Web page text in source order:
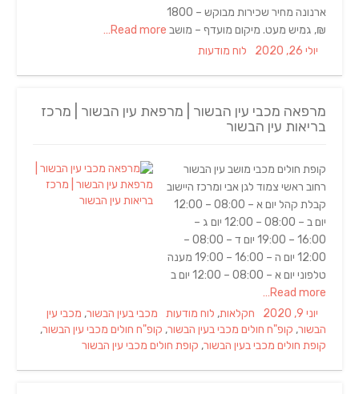
ארנונה מחיר שכירות מבוקש – 1800
₪, גמיש מעט. מיקום מועדף – מושב
Posted
יולי 26, 2020 Categories
לוח מודעות
מרפאה מכבי עין הבשור | מרפאת עין הבשור | מרכז
בריאות עין הבשור
קופת חולים מכבי מושב עין הבשור
רחוב ראשי צמוד לגן אבי ומרכז היישוב
קבלת קהל יום א – 08:00 – 12:00
יום ב – 08:00 – 12:00 יום ג –
16:00 – 19:00 יום ד – 08:00 –
12:00 יום ה – 16:00 – 19:00 מענה
טלפוני יום א – 08:00 – 12:00 יום ב
Read more…
Posted
on
יוני 9, 2020 Categories
חקלאות, לוח מודעות Tags
מכבי בעין הבשור, מכבי עין
הבשור, קופ"ח חולים מכבי בעין הבשור, קופ"ח חולים מכבי עין הבשור,
קופת חולים מכבי בעין הבשור, קופת חולים מכבי עין הבשור